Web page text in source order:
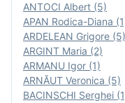
ANTOCI Albert (5)
APAN Rodica-Diana
ARDELEAN Grigore (5)
ARGINT Maria (2)
ARMANU Igor (1)
ARNĂUT Veronica (5)
BACINSCHI Serghei